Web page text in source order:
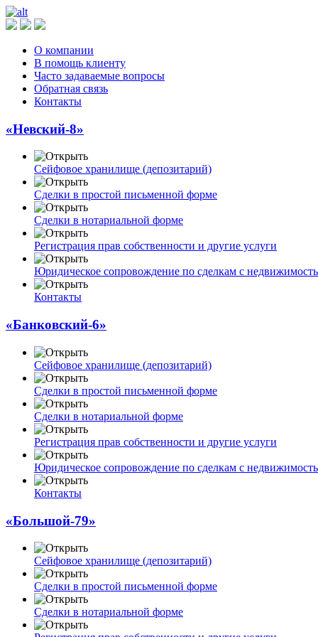
О компании
В помощь клиенту
Часто задаваемые вопросы
Обратная связь
Контакты
«Невский-8»
Сейфовое хранилище (депозитарий)
Сделки в простой письменной форме
Сделки в нотариальной форме
Регистрация прав собственности и другие услуги
Юридическое сопровождение по сделкам с
Контакты
«Банковский-6»
Сейфовое хранилище (депозитарий)
Сделки в простой письменной форме
Сделки в нотариальной форме
Регистрация прав собственности и другие услуги
Юридическое сопровождение по сделкам с
Контакты
«Большой-79»
Сейфовое хранилище (депозитарий)
Сделки в простой письменной форме
Сделки в нотариальной форме